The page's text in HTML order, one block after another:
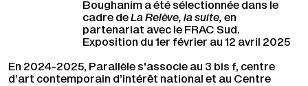
Boughanim a été sélectionnée dans le
cadre deLa Relève, la suite, en
partenariat avec le FRAC Sud.
Exposition du 1er février au 12 avril 2025
En 2024-2025, Parallèle s'associe au 3 bis f, centre
d’art contemporain d’intérêt national et au Centre